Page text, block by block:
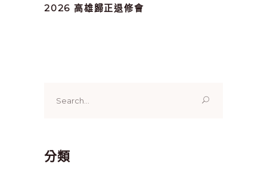
2026 高雄歸正退修會
for:
分類